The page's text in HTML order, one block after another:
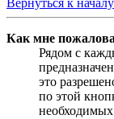
Вернуться к началу
Как мне
Рядом с
это
по этой